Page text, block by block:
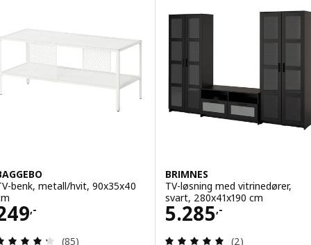
benk, metall/hvit, 90x35x40
,-
249,-
Gjennomgang: 4.3 av 5 stjerner. Samlede
(85)
BRIMNES
TV-løsning med vitrinedører,
svart, 280x41x190 cm
5.285,-
Pris 5285,-
Gjennomgang:
(2)